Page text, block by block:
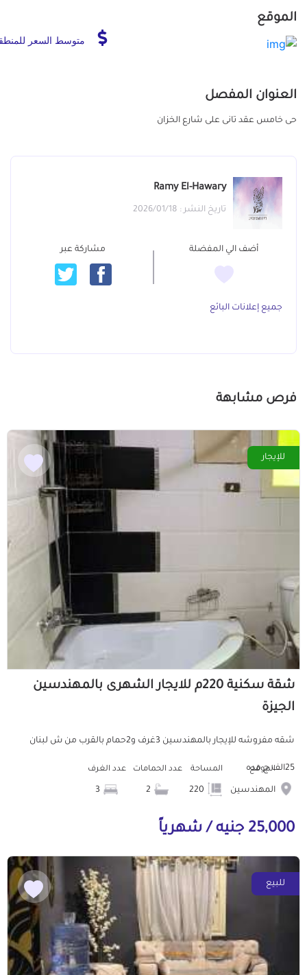
الموقع
متوسط السعر
العنوان المفصل
حى خامس عقد تانى على شارع الخزان
Ramy El-Hawary
تاريخ النشر : 2026/01/18
أضف الي المفضلة مشاركة عبر
جميع إعلانات البائع
فرص مشابهة
للإيجار
شقة سكنية 220م للايجار الشهرى بالمهندسين
الجيزة
شقه مفروشه للإيجار بالمهندسين 3غرف و2حمام بالقرب من ش لبنان
25الف ج مده الموقع
المهندسين
المساحة عدد الحمامات عدد الغرف
25,000 جنيه / شهرياً
للبيع